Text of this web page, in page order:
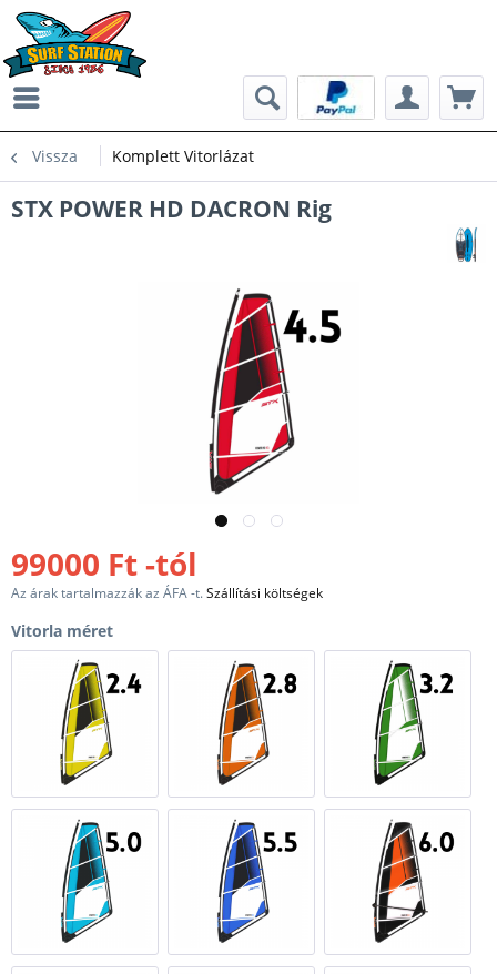
Vissza Komplett Vitorlázat
STX POWER HD DACRON Rig
99000 Ft -tól
Az árak tartalmazzák az ÁFA -t.Szállítási költségek
Vitorla méret